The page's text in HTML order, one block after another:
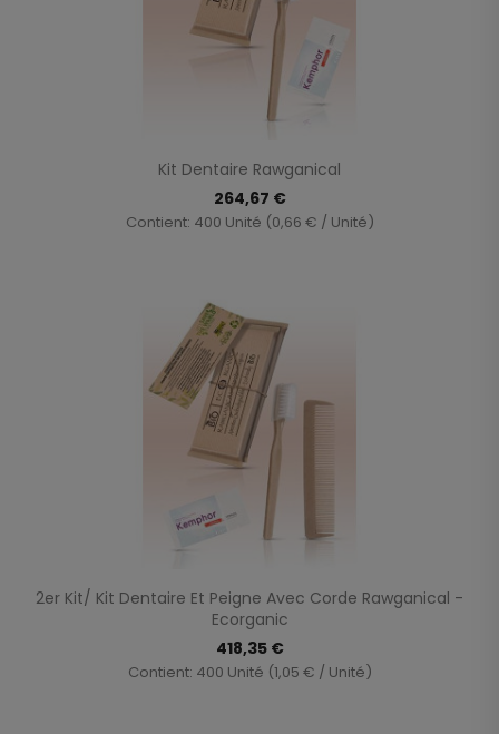
Kit Dentaire Rawganical
264,67 €
Contient: 400 Unité (0,66 € / Unité)
2er Kit/ Kit Dentaire Et Peigne Avec Corde Rawganical -
Ecorganic
418,35 €
Contient: 400 Unité (1,05 € / Unité)